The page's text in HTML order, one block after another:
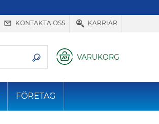
KONTAKTA OSS KARRIÄR
VARUKORG
FÖRETAG